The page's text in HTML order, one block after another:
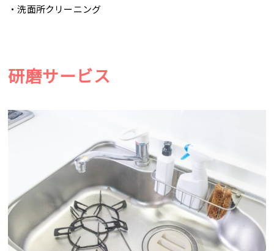
・洗面所クリーニング
研磨サービス